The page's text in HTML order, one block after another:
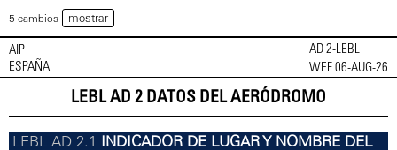
5 cambios mostrar
AIP
ESPAÑA
AD 2-LEBL
WEF 06-AUG-26
LEBL AD 2 DATOS DEL AERÓDROMO
INDICADOR DE LUGAR Y NOMBRE DEL